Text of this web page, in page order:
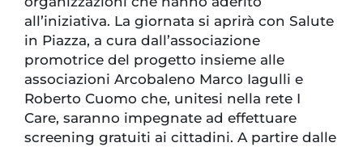
all’iniziativa. La giornata si aprirà con Salute
in Piazza, a cura dall’associazione
promotrice del progetto insieme alle
associazioni Arcobaleno Marco Iagulli e
Roberto Cuomo che, unitesi nella rete I
Care, saranno impegnate ad effettuare
screening gratuiti ai cittadini. A partire dalle